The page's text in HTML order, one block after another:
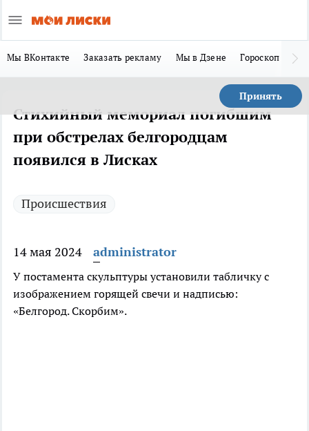
Мы ВКонтакте Заказать рекламу Мы в Дзене Гороскоп
Принять
Стихийный мемориал погибшим
при обстрелах белгородцам
появился в Лисках
Происшествия
14 мая 2024 administrator
У постамента скульптуры установили табличку с
изображением горящей свечи и надписью:
«Белгород. Скорбим».